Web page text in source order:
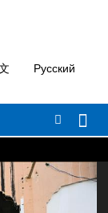
Русский